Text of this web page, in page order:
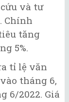
và tư
Chính
tăng
5%.
tỉ lệ văn
tháng 6,
6/2022. Giá